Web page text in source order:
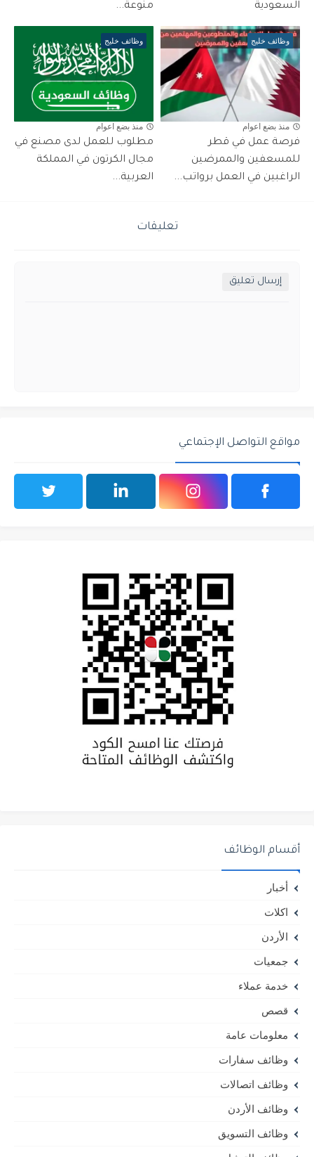
السعودية منوعة...
وظائف خليج
منذ بضع اعوام
فرصة عمل في قطر
للمسعفين والممرضين
الراغبين في العمل برواتب...
وظائف خليج
منذ بضع اعوام
مطلوب للعمل لدى مصنع في
مجال الكرتون في المملكة
العربية...
تعليقات
إرسال تعليق
مواقع التواصل الإجتماعي
أقسام الوظائف
أخبار
اكلات
الأردن
جمعيات
خدمة عملاء
قصص
معلومات عامة
وظائف سفارات
وظائف اتصالات
وظائف الأردن
وظائف التسويق